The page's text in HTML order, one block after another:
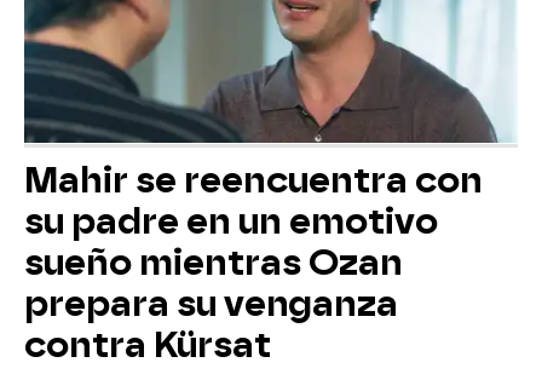
Mahir se reencuentra con
su padre en un emotivo
sueño mientras Ozan
prepara su venganza
contra Kürsat